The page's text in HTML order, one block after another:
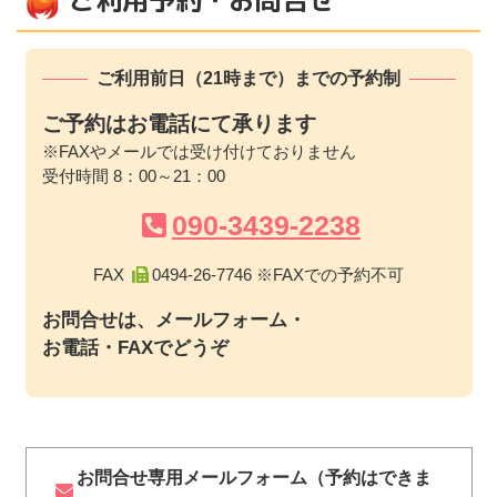
ご利用前日（21時まで）までの予約制
ご予約はお電話にて承ります
※FAXやメールでは受け付けておりません
受付時間 8：00～21：00
090-3439-2238
FAX 0494-26-7746 ※FAXでの予約不可
お問合せは、メールフォーム・
お電話・FAXでどうぞ
お問合せ専用メールフォーム（予約はできま